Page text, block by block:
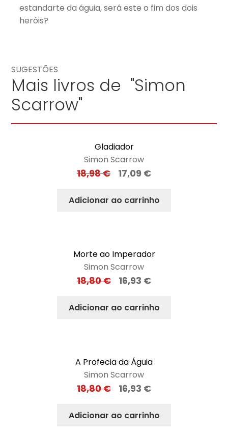
estandarte da águia, será este o fim dos dois
heróis?
SUGESTÕES
Mais livros de "Simon
Scarrow"
Gladiador
Simon Scarrow
18,98€ 17,09 €
Adicionar ao carrinho
Morte ao Imperador
Simon Scarrow
18,80€ 16,93 €
Adicionar ao carrinho
A Profecia da Águia
Simon Scarrow
18,80€ 16,93 €
Adicionar ao carrinho